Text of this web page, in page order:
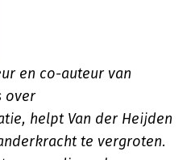
en co-auteur van
over
helpt Van der Heijden
te vergroten.